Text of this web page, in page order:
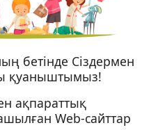
бетiнде Сiздермен
қуаныштымыз!
ақпараттық
Web-сайттар